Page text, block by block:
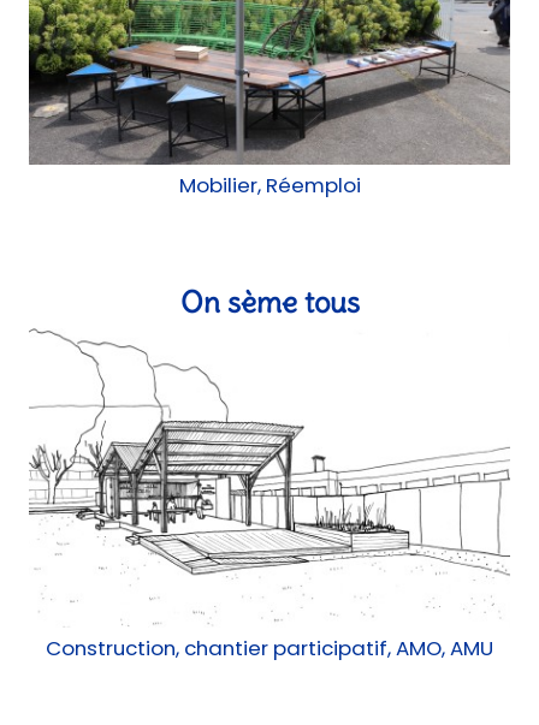
Mobilier, Réemploi
On sème tous
Construction, chantier participatif, AMO, AMU